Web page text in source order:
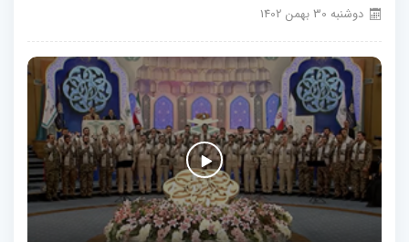
دوشنبه 30بهمن 1402